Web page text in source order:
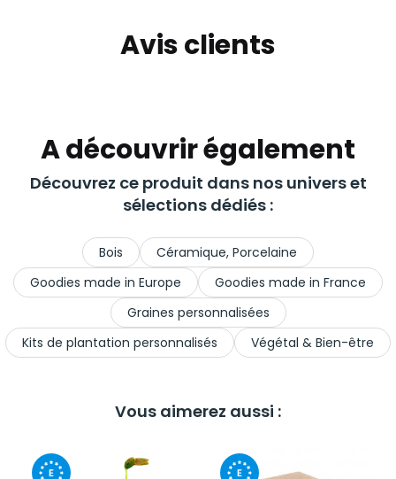
Avis clients
A découvrir également
Découvrez ce produit dans nos univers et
sélections dédiés :
Bois
Céramique, Porcelaine
Goodies made in Europe
Goodies made in France
Graines personnalisées
Kits de plantation personnalisés
Végétal & Bien-être
Vous aimerez aussi :